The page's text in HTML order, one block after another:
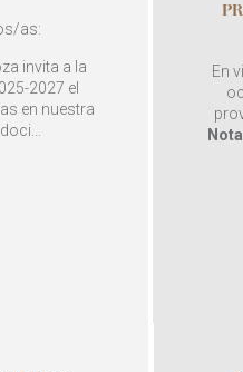
as:
invita a la
2027 el
en nuestra
En